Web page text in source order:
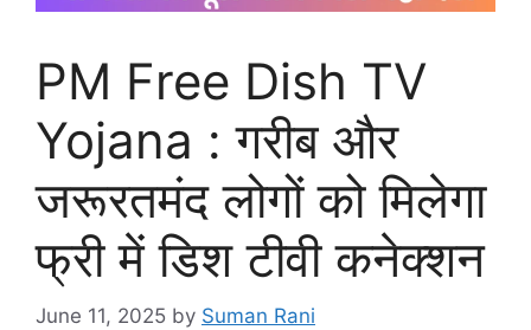
PM Free Dish TV
Yojana : गरीब और
जरूरतमंद लोगों को मिलेगा
फ्री में डिश टीवी कनेक्शन
June 11, 2025 by Suman Rani